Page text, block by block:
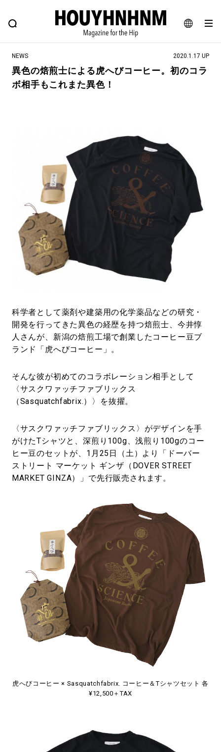
JA
EN
FEATURE BLOG SNAP
ヒップなファッション、カルチャー、ライフスタイルWEBマガジン
#マイナーグッド図鑑
#路地裏てぃーん。 #MONTHLY JOURNAL
#GH 銘品の所以 #フイナムのYouTube
#Commune H #AH.H
#ととけん #MUSIC
#LIFESTYLE #OUTDOOR
#SPORTS
NEWS 2020.1.17 UP
異色の焙煎士による虎へびコーヒー。初のコラ
ボ相手もこれまた異色！
科学者として薬剤や建築用の化学薬品などの研究・
開発を行ってきた異色の経歴を持つ焙煎士、今井惇
人さんが、新潟の焙煎工場で創業したコーヒー豆ブ
ランド「虎へびコーヒー」。
そんな彼が初めてのコラボレーション相手として
〈サスクワァッチファブリックス
（Sasquatchfabrix.）〉を抜擢。
〈サスクワァッチファブリックス〉がデザインを手
がけたTシャツと、深煎り100g、浅煎り100gのコー
ヒー豆のセットが、1月25日（土）より「ドーバー
ストリート マーケット ギンザ（DOVER STREET
MARKET GINZA）」で先行販売されます。
虎へびコーヒー × Sasquatchfabrix. コーヒー＆Tシャツセット 各
¥12,500＋TAX